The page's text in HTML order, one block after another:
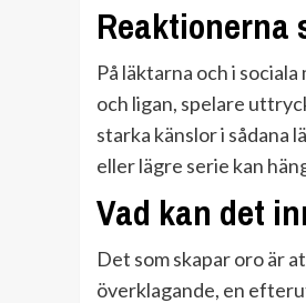
Reaktionerna
På läktarna och i
och ligan, spelare
starka känslor i sådana
eller lägre serie kan
Vad kan det
Det som skapar oro är
överklagande, en